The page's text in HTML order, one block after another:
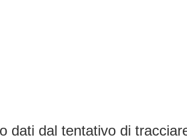
dati dal tentativo di